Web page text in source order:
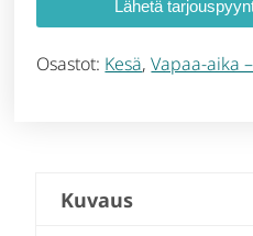
Lähetä
Osastot: Kesä,Vapaa-aika
Kuvaus